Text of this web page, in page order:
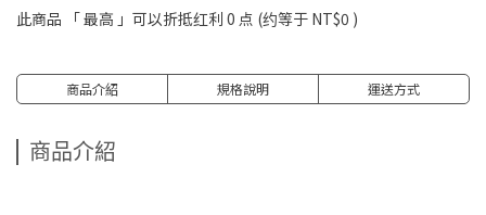
此商品 「 最高 」可以折抵红利 0 点 (约等于 NT$0 )
商品介紹 規格說明 運送方式
商品介紹